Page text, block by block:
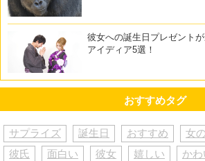
彼女への誕生日プレゼント
アイディア5選！
おすすめタグ
サプライズ 誕生日 おすすめ 女
彼氏
面白い 彼女 嬉しい か